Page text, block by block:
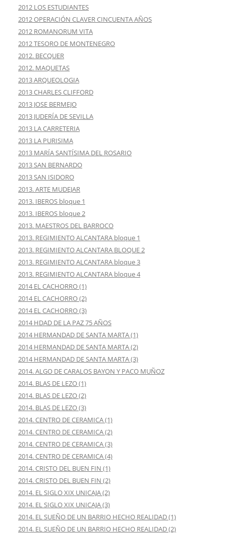
2012 LOS ESTUDIANTES
2012 OPERACIÓN CLAVER CINCUENTA AÑOS
2012 ROMANORUM VITA
2012 TESORO DE MONTENEGRO
2012. BECQUER
2012. MAQUETAS
2013 ARQUEOLOGIA
2013 CHARLES CLIFFORD
2013 JOSE BERMEJO
2013 JUDERÍA DE SEVILLA
2013 LA CARRETERIA
2013 LA PURISIMA
2013 MARÍA SANTÍSIMA DEL ROSARIO
2013 SAN BERNARDO
2013 SAN ISIDORO
2013. ARTE MUDEJAR
2013. IBEROS bloque 1
2013. IBEROS bloque 2
2013. MAESTROS DEL BARROCO
2013. REGIMIENTO ALCANTARA bloque 1
2013. REGIMIENTO ALCANTARA BLOQUE 2
2013. REGIMIENTO ALCANTARA bloque 3
2013. REGIMIENTO ALCANTARA bloque 4
2014 EL CACHORRO (1)
2014 EL CACHORRO (2)
2014 EL CACHORRO (3)
2014 HDAD DE LA PAZ 75 AÑOS
2014 HERMANDAD DE SANTA MARTA (1)
2014 HERMANDAD DE SANTA MARTA (2)
2014 HERMANDAD DE SANTA MARTA (3)
2014. ALGO DE CARALOS BAYON Y PACO MUÑOZ
2014. BLAS DE LEZO (1)
2014. BLAS DE LEZO (2)
2014. BLAS DE LEZO (3)
2014. CENTRO DE CERAMICA (1)
2014. CENTRO DE CERAMICA (2)
2014. CENTRO DE CERAMICA (3)
2014. CENTRO DE CERAMICA (4)
2014. CRISTO DEL BUEN FIN (1)
2014. CRISTO DEL BUEN FIN (2)
2014. EL SIGLO XIX UNICAJA (2)
2014. EL SIGLO XIX UNICAJA (3)
2014. EL SUEÑO DE UN BARRIO HECHO REALIDAD (1)
2014. EL SUEÑO DE UN BARRIO HECHO REALIDAD (2)